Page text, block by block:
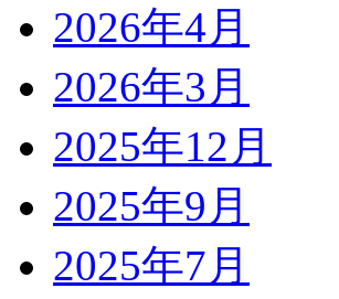
2026年4月
2026年3月
2025年12月
2025年9月
2025年7月